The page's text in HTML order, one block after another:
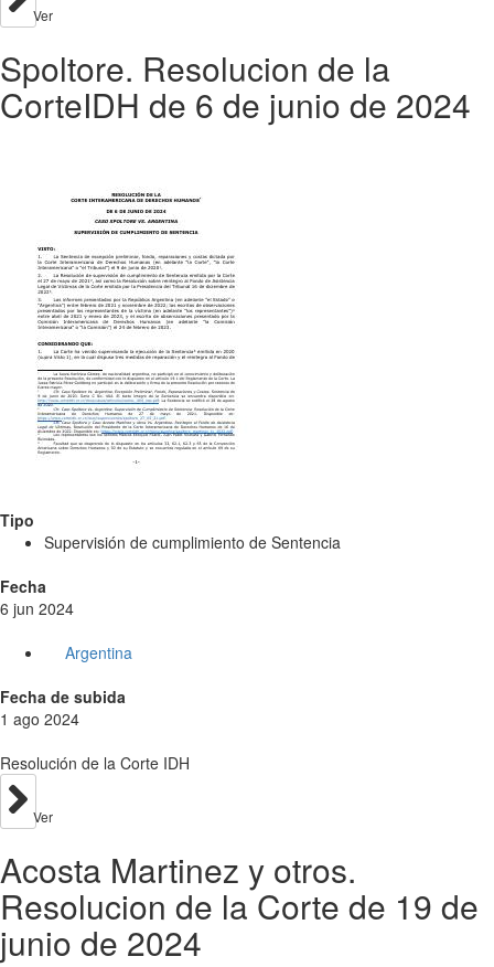
Ver
Spoltore. Resolucion de la
CorteIDH de 6 de junio de 2024
Tipo
Supervisión de cumplimiento de Sentencia
Fecha
6 jun 2024
Argentina
Fecha de subida
1 ago 2024
Resolución de la Corte IDH
Ver
Acosta Martinez y otros.
Resolucion de la Corte de 19 de
junio de 2024